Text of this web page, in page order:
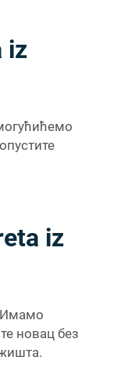
iz
iz
Имамо
новац без